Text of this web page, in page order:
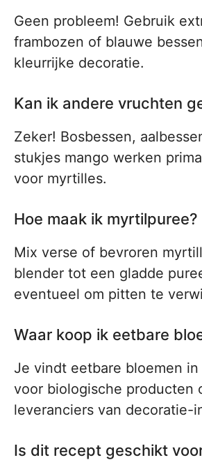
Geen probleem! Gebruik
frambozen of blauwe
kleurrijke decoratie.
Kan ik andere vruchten
Zeker! Bosbessen,
stukjes mango werken
voor myrtilles.
Hoe maak ik myrtilpuree?
Mix verse of bevroren
blender tot een gladde
eventueel om pitten te
Waar koop ik eetbare
Je vindt eetbare bloemen in
voor biologische producten
leveranciers van decoratie-
Is dit recept geschikt